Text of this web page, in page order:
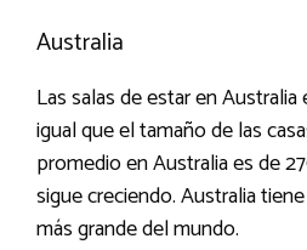
Australia
Las salas de estar en
igual que el tamaño de las
promedio en Australia es de
sigue creciendo. Australia
más grande del mundo.